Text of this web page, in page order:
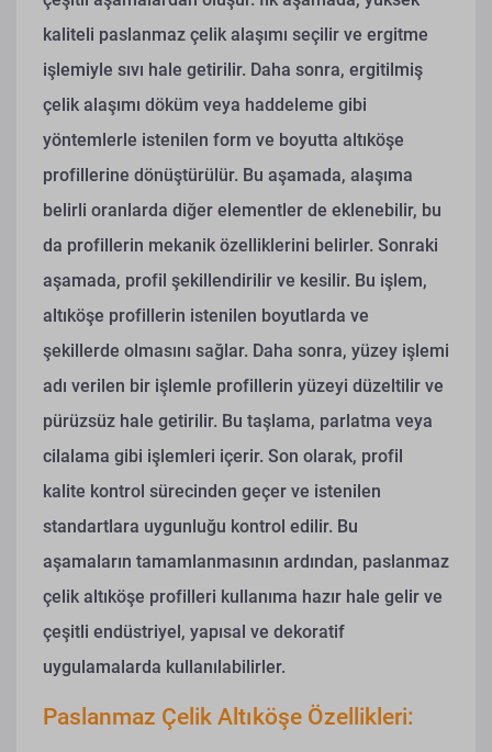
kaliteli paslanmaz çelik alaşımı seçilir ve ergitme
işlemiyle sıvı hale getirilir. Daha sonra, ergitilmiş
çelik alaşımı döküm veya haddeleme gibi
yöntemlerle istenilen form ve boyutta altıköşe
profillerine dönüştürülür. Bu aşamada, alaşıma
belirli oranlarda diğer elementler de eklenebilir, bu
da profillerin mekanik özelliklerini belirler. Sonraki
aşamada, profil şekillendirilir ve kesilir. Bu işlem,
altıköşe profillerin istenilen boyutlarda ve
şekillerde olmasını sağlar. Daha sonra, yüzey işlemi
adı verilen bir işlemle profillerin yüzeyi düzeltilir ve
pürüzsüz hale getirilir. Bu taşlama, parlatma veya
cilalama gibi işlemleri içerir. Son olarak, profil
kalite kontrol sürecinden geçer ve istenilen
standartlara uygunluğu kontrol edilir. Bu
aşamaların tamamlanmasının ardından, paslanmaz
çelik altıköşe profilleri kullanıma hazır hale gelir ve
çeşitli endüstriyel, yapısal ve dekoratif
uygulamalarda kullanılabilirler.
Paslanmaz Çelik Altıköşe Özellikleri: